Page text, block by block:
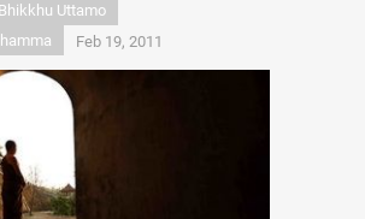
Uttamo
Feb 19, 2011